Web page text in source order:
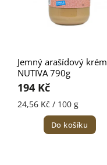
Jemný arašídový krém
NUTIVA 790g
194 Kč
24,56 Kč / 100 g
Do košíku